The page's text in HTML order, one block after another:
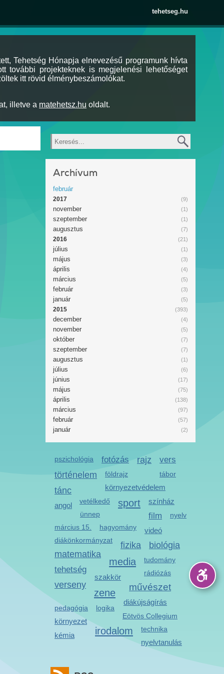
tehetseg.hu
Tehetség Hónapja elnevezésű programunk hívta
további projekteknek is megjelenési lehetőséget
itt rövid élménybeszámolókat.
illetve a matehetsz.hu oldalt.
Keresés
Archívum
február
(9)
2017
(1)
november
(1)
szeptember
(7)
augusztus
(21)
2016
(1)
július
(3)
május
(4)
április
(5)
március
(3)
február
(5)
január
(393)
2015
(4)
december
(5)
november
(7)
október
(7)
szeptember
(1)
augusztus
(6)
július
(17)
június
(75)
május
(138)
április
(97)
március
(57)
február
(2)
január
pszichológia fotózás
rajz
történelem
vers
földrajz tábor
környezetvédelem
tánc
vetélkedő sport színház
angol
ünnep film
március 15. hagyomány videó
diákönkormányzat fizika
biológia
matematika
media tudomány
tehetség rádiózás
szakkör
művészet
verseny
zene
diákújságírás
pedagógia
logika
Eötvös Collegium
környezet
irodalom technika
nyelv
nyelvtanulás
kémia